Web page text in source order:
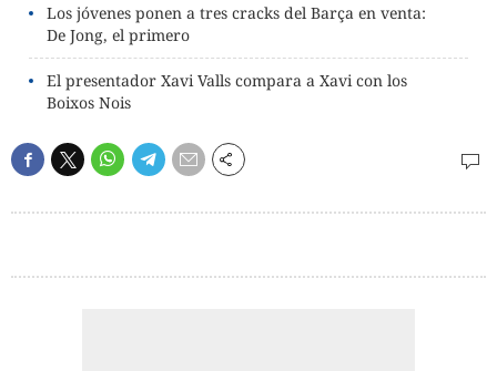
Los jóvenes ponen a tres cracks del Barça en venta:
De Jong, el primero
El presentador Xavi Valls compara a Xavi con los
Boixos Nois